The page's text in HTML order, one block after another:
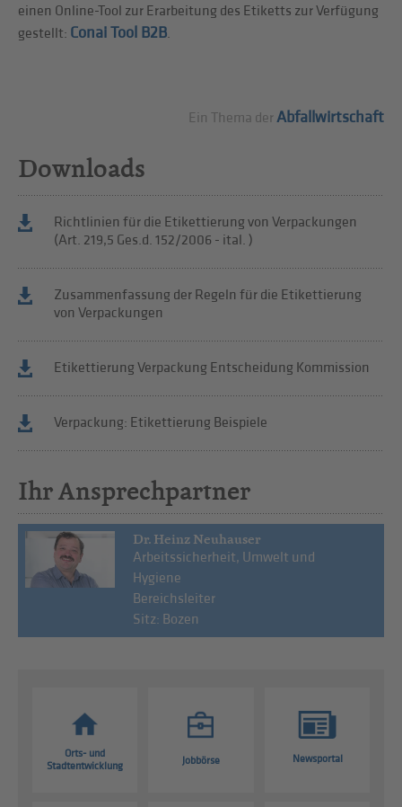
einen Online-Tool zur Erarbeitung des Etiketts zur Verfügung
gestellt: Conai Tool B2B.
Ein Thema der Abfallwirtschaft
Downloads
Richtlinien für die Etikettierung von Verpackungen
(Art. 219,5 Ges.d. 152/2006 - ital. )
Zusammenfassung der Regeln für die Etikettierung
von Verpackungen
Etikettierung Verpackung Entscheidung Kommission
Verpackung: Etikettierung Beispiele
Ihr Ansprechpartner
Dr. Heinz Neuhauser
Arbeitssicherheit, Umwelt und
Hygiene
Bereichsleiter
Sitz: Bozen
Orts- und
Stadtentwicklung
Jobbörse Newsportal